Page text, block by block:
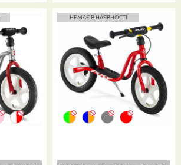
НЕМАЄ В НАЯВНОСТІ